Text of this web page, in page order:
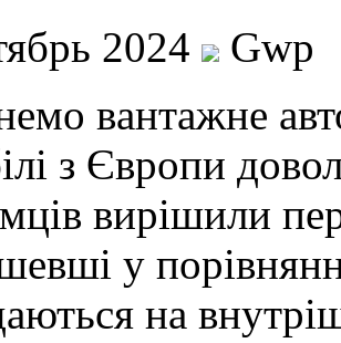
2024
Gwp
вaнтaжнe
з Європи
вирішили
у
на